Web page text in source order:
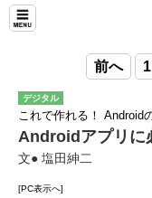
前へ 1
デジタル
これで作れる！ Android
Androidアプリに
文● 塩田紳二
[PC表示へ]